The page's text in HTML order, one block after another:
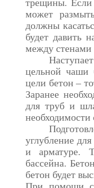
трещины. Если
может
должны
будет давить
между стенами
цельной чаши
цели бетон –
Заранее
для труб и
необходимости
углубление
и арматуре.
бассейна.
бетон будет